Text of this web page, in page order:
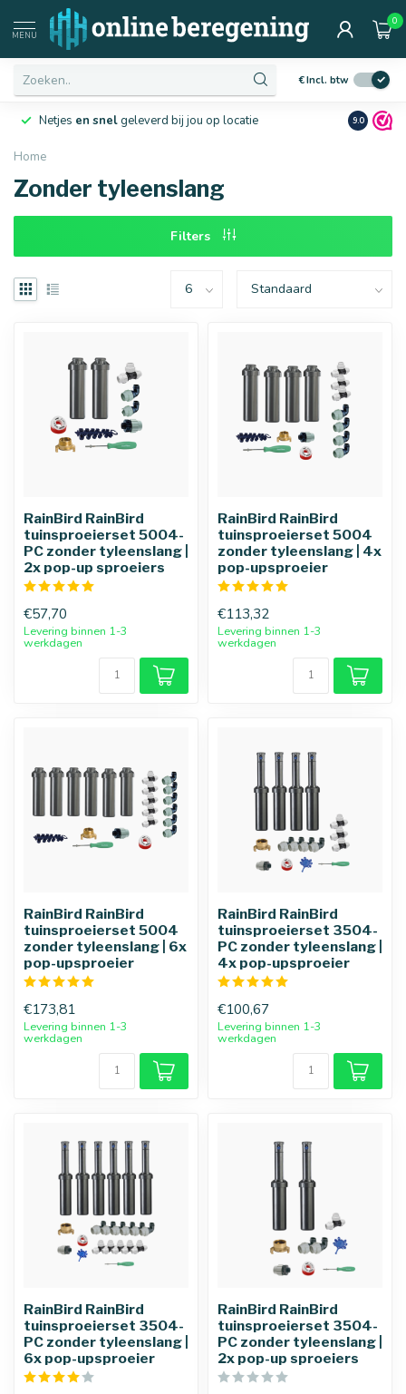
MENU
0
€Incl. btw
Netjes en snelgeleverd bij jou op locatie Ruim10
9.0
Home
Zonder tyleenslang
Filters
RainBird RainBird
tuinsproeierset 5004-
PC zonder tyleenslang |
2x pop-up sproeiers
€57,70
Levering binnen 1-3
werkdagen
RainBird RainBird
tuinsproeierset 5004
zonder tyleenslang | 4x
pop-upsproeier
€113,32
Levering binnen 1-3
werkdagen
RainBird RainBird
tuinsproeierset 5004
zonder tyleenslang | 6x
pop-upsproeier
€173,81
Levering binnen 1-3
werkdagen
RainBird RainBird
tuinsproeierset 3504-
PC zonder tyleenslang |
4x pop-upsproeier
€100,67
Levering binnen 1-3
werkdagen
RainBird RainBird
tuinsproeierset 3504-
PC zonder tyleenslang |
6x pop-upsproeier
RainBird RainBird
tuinsproeierset 3504-
PC zonder tyleenslang |
2x pop-up sproeiers
Afmetingen
16 mm